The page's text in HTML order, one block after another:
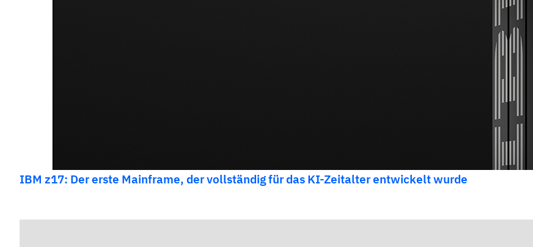
IBM z17: Der erste Mainframe, der vollständig für das KI-Zeitalter entwickelt wurde